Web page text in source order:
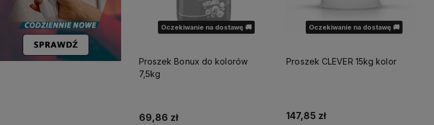
Oczekiwanie na dostawę 🚚
Proszek Bonux do kolorów
7,5kg
69,86 zł
Oczekiwanie na dostawę 🚚
Proszek CLEVER 15kg kolor
147,85 zł